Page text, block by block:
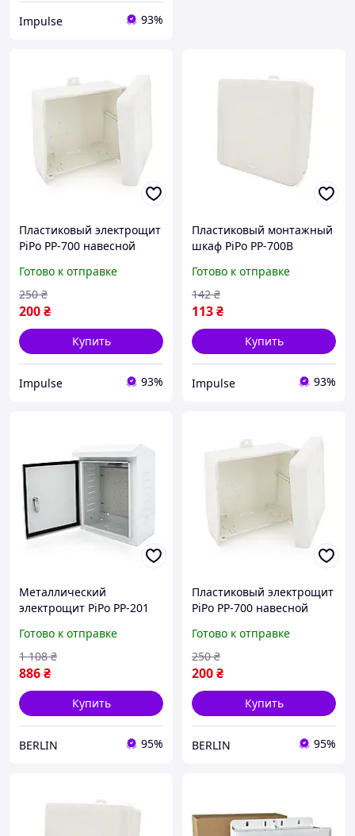
Impulse 93%
Пластиковый электрощит
PiPo PP-700 навесной
внутренней проводки
impulse
Готово к отправке
200₴
250 ₴
Купить
Impulse 93%
Пластиковый монтажный
шкаф PiPo PP-700B
небольших сетей impulse
Готово к отправке
113₴
142 ₴
Купить
Impulse 93%
Металлический
электрощит PiPo PP-201
распределительных
систем berlin
Готово к отправке
886₴
1 108 ₴
Купить
BERLIN 95%
Пластиковый электрощит
PiPo PP-700 навесной
внутренней проводки
berlin
Готово к отправке
200₴
250 ₴
Купить
BERLIN 95%